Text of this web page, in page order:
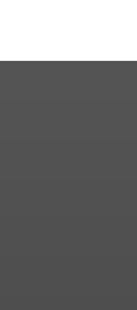
в городе Кашин